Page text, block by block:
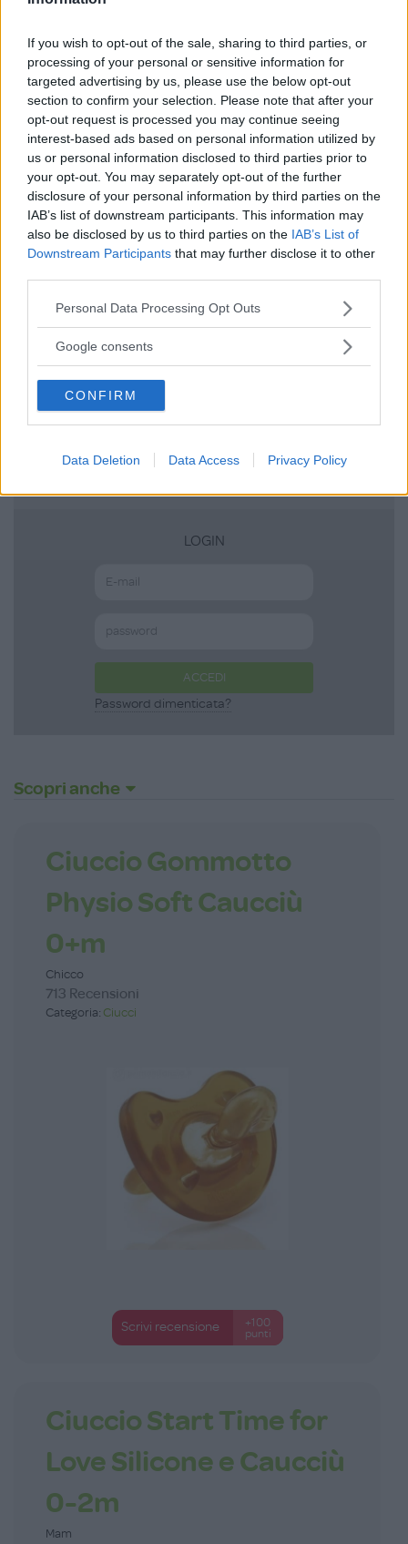
If you wish to opt-out of the sale, sharing to third parties, or
processing of your personal or sensitive information for
targeted advertising by us, please use the below opt-out
section to confirm your selection. Please note that after your
opt-out request is processed you may continue seeing
interest-based ads based on personal information utilized by
us or personal information disclosed to third parties prior to
your opt-out. You may separately opt-out of the further
disclosure of your personal information by third parties on the
IAB’s list of downstream participants. This information may
also be disclosed by us to third parties on the IAB’s List of
Downstream Participants that may further disclose it to other
Please note that this website/app uses one or more Google
not limited to your visit or usage behaviour. You may click to
use your data for below specified purposes in below Google
consent section.
Personal Data Processing Opt Outs
Google consents
CONFIRM
Data Deletion Data Access Privacy Policy
gradimento per la mia bimba. Sple...continua a leggere
Utile
0)
Guarda tutte le opinioni degli utenti
Scrivi una recensione
Effettua l'accesso per scrivere una recensione
Non sei ancora iscritta a
LOGIN
ACCEDI
Password dimenticata?
Scopri anche
Ciuccio Gommotto
Physio Soft Caucciù
0+m
Chicco
713 Recensioni
Categoria: Ciucci
Scrivi recensione
+100
punti
Ciuccio Start Time for
Love Silicone e Caucciù
0-2m
Mam